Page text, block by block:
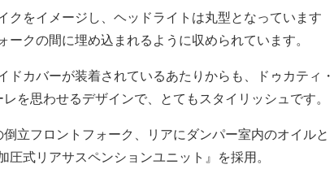
クをイメージし、ヘッドライトは丸型となっています
クの間に埋め込まれるように収められています。
ドカバーが装着されているあたりからも、ドゥカティ・
を思わせるデザインで、とてもスタイリッシュです。
立フロントフォーク、リアにダンパー室内のオイルと
式リアサスペンションユニット』を採用。